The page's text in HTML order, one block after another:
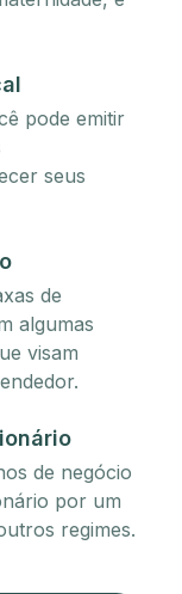
pode emitir
seus
de
algumas
visam
de negócio
por um
regimes.